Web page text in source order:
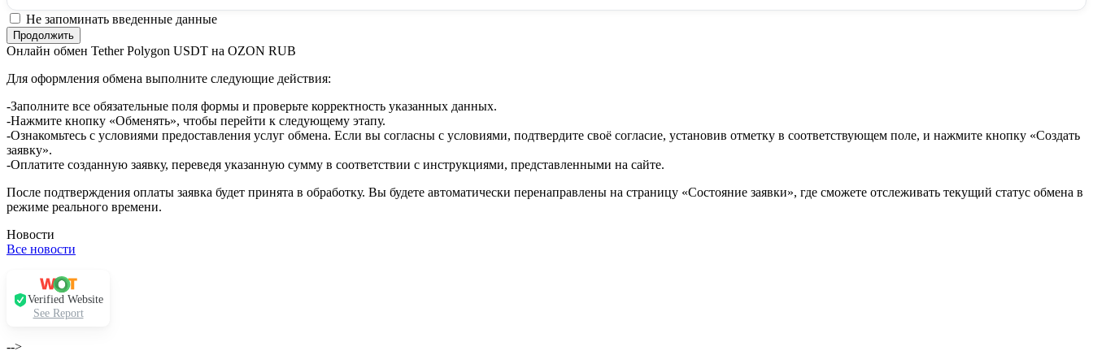
Не запоминать введенные данные
Онлайн обмен Tether Polygon USDT на OZON RUB
Для оформления обмена выполните следующие действия:
-Заполните все обязательные поля формы и проверьте корректность указанных данных.
-Нажмите кнопку «Обменять», чтобы перейти к следующему этапу.
-Ознакомьтесь с условиями предоставления услуг обмена. Если вы согласны с условиями, подтвердите своё согласие, установив отметку в соответствующем поле, и нажмите кнопку «Создать
заявку».
-Оплатите созданную заявку, переведя указанную сумму в соответствии с инструкциями, представленными на сайте.
После подтверждения оплаты заявка будет принята в обработку. Вы будете автоматически перенаправлены на страницу «Состояние заявки», где сможете отслеживать текущий статус обмена в
режиме реального времени.
Новости
Все новости
Verified Website
See Report
-->